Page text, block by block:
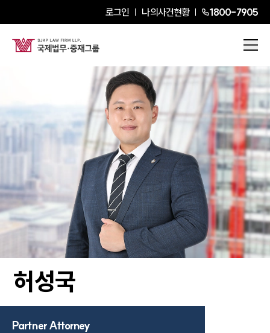
로그인 나의사건현황 1800-7905
허성국 Partner Attorney
허성국
Partner Attorney